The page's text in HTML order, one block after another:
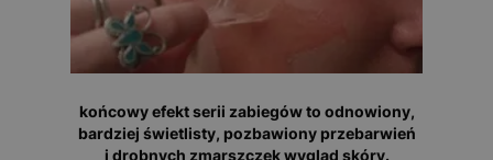
końcowy efekt serii zabiegów to odnowiony,
bardziej świetlisty, pozbawiony przebarwień
i drobnych zmarszczek wygląd skóry.